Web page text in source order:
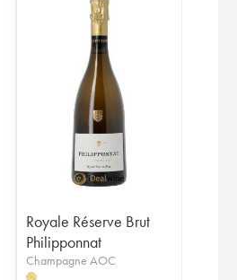
Royale Réserve Brut
Philipponnat
Champagne AOC
H